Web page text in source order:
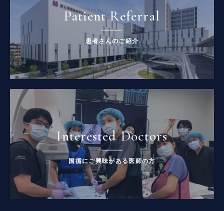
Patient Referral
患者さんのご紹介
Interested Doctors
国循にご興味がある医師の方